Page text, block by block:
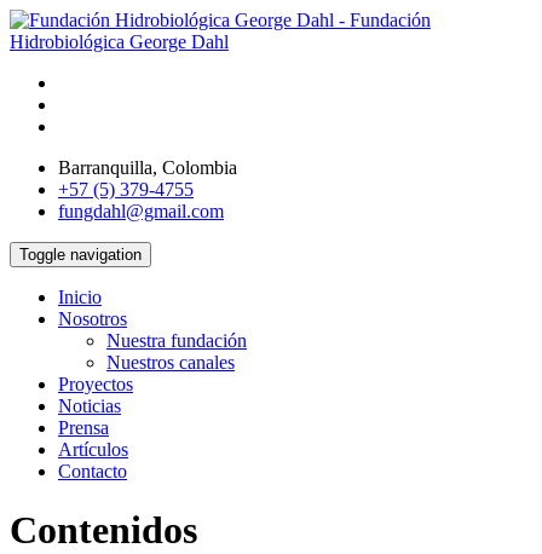
Barranquilla, Colombia
+57 (5) 379-4755
fungdahl@gmail.com
Toggle navigation
Inicio
Nosotros
Nuestra fundación
Nuestros canales
Proyectos
Noticias
Prensa
Artículos
Contacto
Contenidos